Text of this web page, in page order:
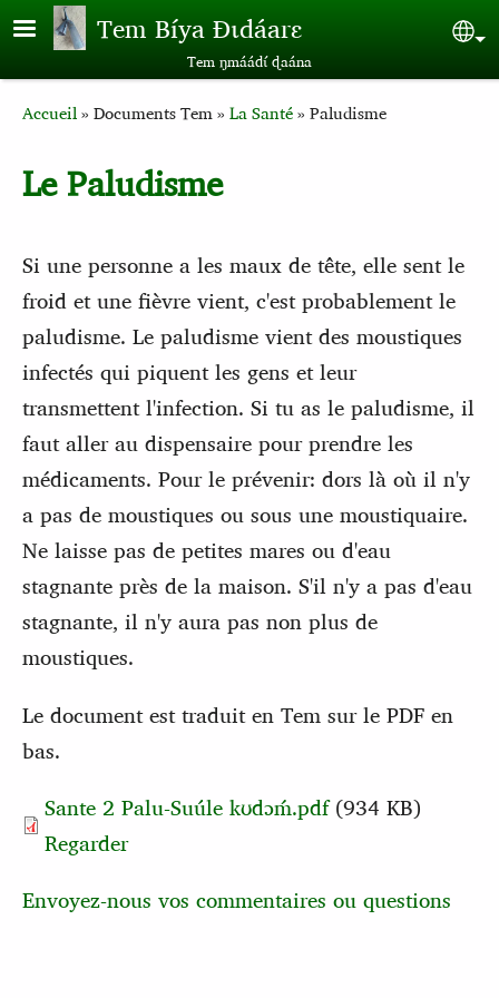
Aller au contenu principal
Tem Bíya Ɖɩdáarɛ
Tem ŋmáádɩ́ ɖaána
Breadcrumb
Accueil Documents Tem La Santé Paludisme
Le Paludisme
Si une personne a les maux de tête, elle sent le
froid et une fièvre vient, c'est probablement le
paludisme. Le paludisme vient des moustiques
infectés qui piquent les gens et leur
transmettent l'infection. Si tu as le paludisme, il
faut aller au dispensaire pour prendre les
médicaments. Pour le prévenir: dors là où il n'y
a pas de moustiques ou sous une moustiquaire.
Ne laisse pas de petites mares ou d'eau
stagnante près de la maison. S'il n'y a pas d'eau
stagnante, il n'y aura pas non plus de
moustiques.
Le document est traduit en Tem sur le PDF en
bas.
Sante 2 Palu-Suúle kʊdɔḿ.pdf(934 KB)
Regarder
Envoyez-nous vos commentaires ou questions